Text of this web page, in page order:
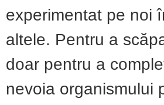
experimentat pe noi
altele. Pentru a
doar pentru a
nevoia organismului